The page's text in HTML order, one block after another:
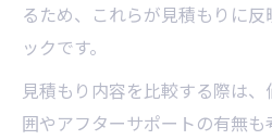
るため、これらが見積もりに
ックです。
見積もり内容を比較する際は
囲やアフターサポートの有無